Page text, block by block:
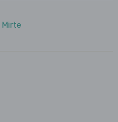
Mirte